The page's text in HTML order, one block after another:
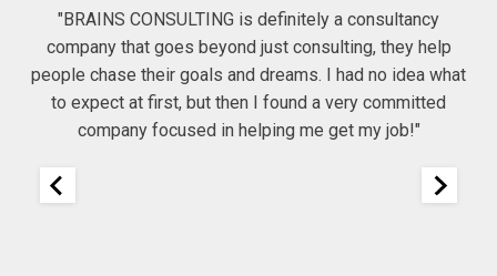
"BRAINS CONSULTING is definitely a consultancy
company that goes beyond just consulting, they help
people chase their goals and dreams. I had no idea what
to expect at first, but then I found a very committed
company focused in helping me get my job!"